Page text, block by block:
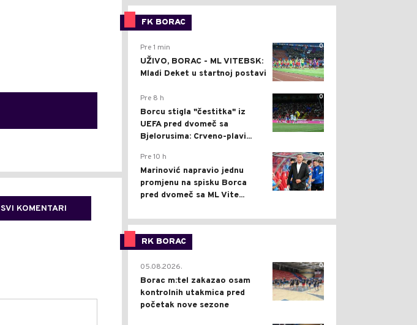
SVI KOMENTARI
FK BORAC
0
Pre 1 min
UŽIVO, BORAC - ML VITEBSK:
Mladi Deket u startnoj postavi
0
Pre 8 h
Borcu stigla "čestitka" iz
UEFA pred dvomeč sa
Bjelorusima: Crveno-plavi...
0
Pre 10 h
Marinović napravio jednu
promjenu na spisku Borca
pred dvomeč sa ML Vite...
RK BORAC
0
05.08.2026.
Borac m:tel zakazao osam
kontrolnih utakmica pred
početak nove sezone